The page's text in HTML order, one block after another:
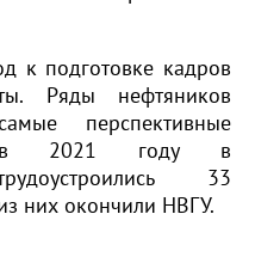
к подготовке кадров
Ряды нефтяников
перспективные
в 2021 году в
33
них окончили НВГУ.